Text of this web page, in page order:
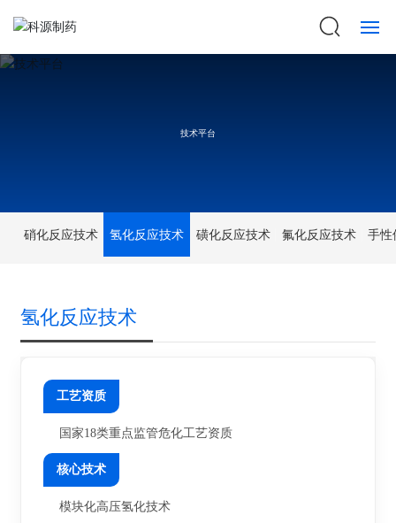
产品中心
投资者关系
联系我们
邮箱登陆
技术平台
硝化反应技术 氢化反应技术 磺化反应技术 氟化反应技术 手性
氢化反应技术
工艺资质
国家18类重点监管危化工艺资质
核心技术
模块化高压氢化技术